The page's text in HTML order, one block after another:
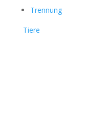
Trennung
Tiere